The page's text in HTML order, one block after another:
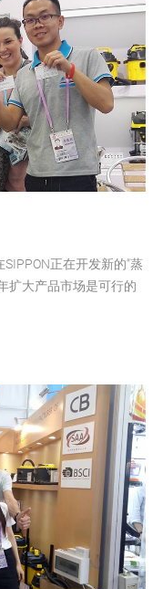
正在开发新的“蒸
扩大产品市场是可行的